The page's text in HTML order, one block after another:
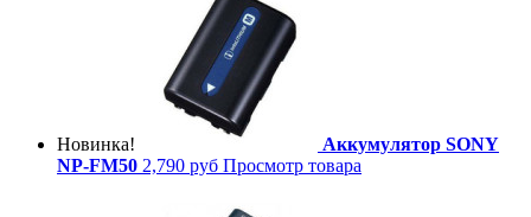
Новинка!
Аккумулятор SONY
NP-FM50 2,790 руб Просмотр товара